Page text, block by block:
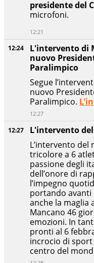
12:27
L'intervento
L’intervento del
tricolore a 6
passione degli
dell’onore di
l’impegno
portando avanti
anche la maglia
Mancano 46
emozioni. In
pronti al 6
incrocio di
centro del
12:24
L'intervento di
nuovo
Paralimpico
Segue
nuovo
Paralimpico.
12:27
presidente del
microfoni.
12:21